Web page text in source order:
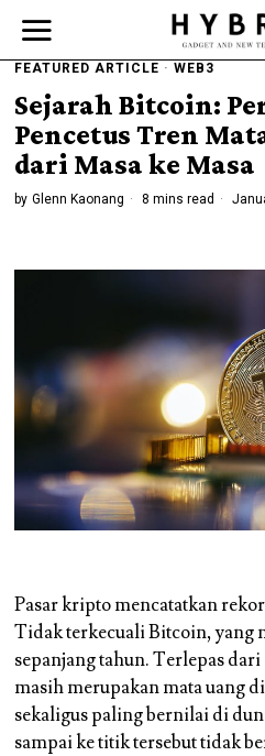
FEATURED ARTICLE · WEB3
Sejarah Bitcoin:
Pencetus Tren
dari Masa ke Masa
by Glenn Kaonang 8 mins read
Pasar kripto mencatatkan
Tidak terkecuali Bitcoin, yang
sepanjang tahun. Terlepas
masih merupakan mata uang
sekaligus paling bernilai di
sampai ke titik tersebut tidak